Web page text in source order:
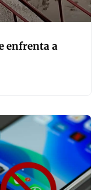
enfrenta a